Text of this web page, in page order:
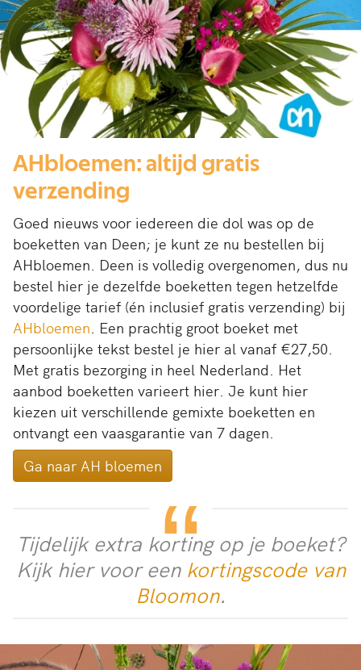
AHbloemen: altijd gratis
verzending
Goed nieuws voor iedereen die dol was op de
boeketten van Deen; je kunt ze nu bestellen bij
AHbloemen. Deen is volledig overgenomen, dus nu
bestel hier je dezelfde boeketten tegen hetzelfde
voordelige tarief (én inclusief gratis verzending) bij
AHbloemen. Een prachtig groot boeket met
persoonlijke tekst bestel je hier al vanaf €27,50.
Met gratis bezorging in heel Nederland. Het
aanbod boeketten varieert hier. Je kunt hier
kiezen uit verschillende gemixte boeketten en
ontvangt een vaasgarantie van 7 dagen.
Ga naar AH bloemen
Tijdelijk extra korting op je boeket?
Kijk hier voor een kortingscode van
Bloomon.